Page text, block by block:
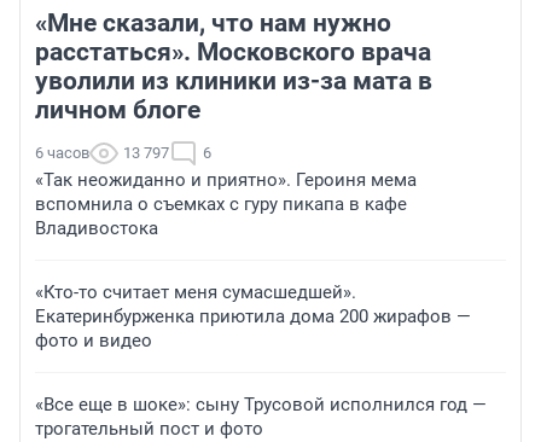
«Мне сказали, что нам нужно
расстаться». Московского врача
уволили из клиники из-за мата в
личном блоге
6 часов 13 797 6
«Так неожиданно и приятно». Героиня мема
вспомнила о съемках с гуру пикапа в кафе
Владивостока
«Кто-то считает меня сумасшедшей».
Екатеринбурженка приютила дома 200 жирафов —
фото и видео
«Все еще в шоке»: сыну Трусовой исполнился год —
трогательный пост и фото